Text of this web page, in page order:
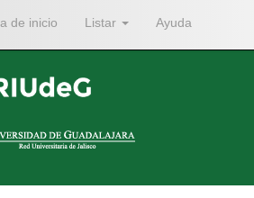
de inicio Listar Ayuda